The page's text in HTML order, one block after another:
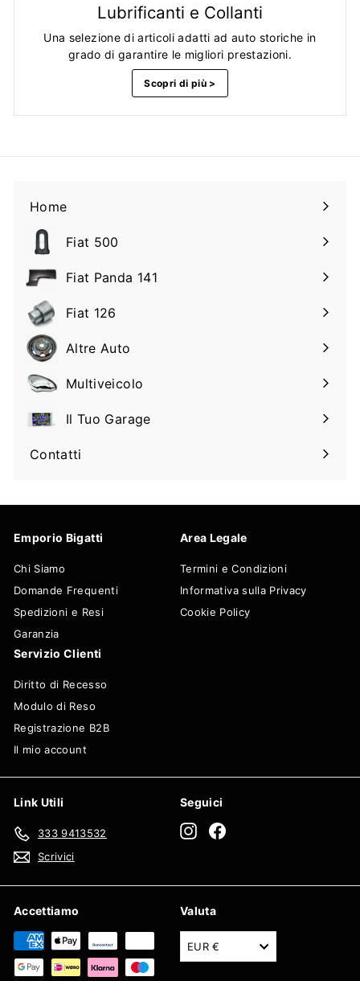
Lubrificanti e Collanti
Una selezione di articoli adatti ad auto storiche in
grado di garantire le migliori prestazioni.
Scopri di più >
Home
Fiat 500
Espandi
il
sottomenu
Fiat Panda 141
Espandi
il
sottomenu
Fiat 126
Espandi
il
sottomenu
Altre Auto
Espandi
il
sottomenu
Multiveicolo
Espandi
il
sottomenu
Il Tuo Garage
Espandi
il
Contatti
Emporio Bigatti
Chi Siamo
Domande Frequenti
Spedizioni e Resi
Garanzia
Area Legale
Termini e Condizioni
Informativa sulla Privacy
Cookie Policy
Servizio Clienti
Diritto di Recesso
Modulo di Reso
Registrazione B2B
Il mio account
Link Utili
333 9413532
Scrivici
Seguici
Instagram
Accettiamo Valuta
EUR €